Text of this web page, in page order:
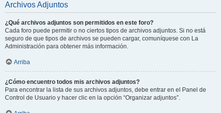
Archivos Adjuntos
¿Qué archivos adjuntos son permitidos en este foro?
Cada foro puede permitir o no ciertos tipos de archivos adjuntos. Si no está
seguro de que tipos de archivos se pueden cargar, comuníquese con La
Administración para obtener más información.
Arriba
¿Cómo encuentro todos mis archivos adjuntos?
Para encontrar la lista de sus archivos adjuntos, debe entrar en el Panel de
Control de Usuario y hacer clic en la opción “Organizar adjuntos”.